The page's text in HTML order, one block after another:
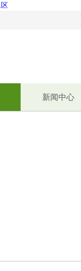
新闻中心